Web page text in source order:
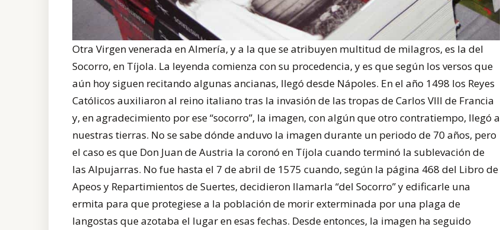
Otra Virgen venerada en Almería, y a la que se atribuyen multitud de milagros, es la del
Socorro, en Tíjola. La leyenda comienza con su procedencia, y es que según los versos que
aún hoy siguen recitando algunas ancianas, llegó desde Nápoles. En el año 1498 los Reyes
Católicos auxiliaron al reino italiano tras la invasión de las tropas de Carlos VIII de Francia
y, en agradecimiento por ese “socorro”, la imagen, con algún que otro contratiempo, llegó a
nuestras tierras. No se sabe dónde anduvo la imagen durante un periodo de 70 años, pero
el caso es que Don Juan de Austria la coronó en Tíjola cuando terminó la sublevación de
las Alpujarras. No fue hasta el 7 de abril de 1575 cuando, según la página 468 del Libro de
Apeos y Repartimientos de Suertes, decidieron llamarla “del Socorro” y edificarle una
ermita para que protegiese a la población de morir exterminada por una plaga de
langostas que azotaba el lugar en esas fechas. Desde entonces, la imagen ha seguido